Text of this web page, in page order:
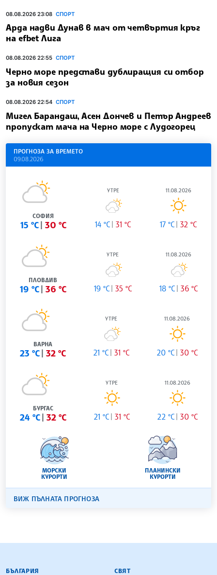
08.08.2026 23:08 СПОРТ
Арда надви Дунав в мач от четвъртия кръг
на efbet Лига
08.08.2026 22:55 СПОРТ
Черно море представи дублиращия си отбор
за новия сезон
08.08.2026 22:54 СПОРТ
Мигел Барандаш, Асен Дончев и Петър Андреев
пропускат мача на Черно море с Лудогорец
ПРОГНОЗА ЗА ВРЕМЕТО
09.08.2026
СОФИЯ
15 °C 30 °C
УТРЕ
14 °C 31 °C
11.08.2026
17 °C 32 °C
ПЛОВДИВ
19 °C 36 °C
УТРЕ
19 °C 35 °C
11.08.2026
18 °C 36 °C
ВАРНА
23 °C 32 °C
УТРЕ
21 °C 31 °C
11.08.2026
20 °C 30 °C
БУРГАС
24 °C 32 °C
УТРЕ
21 °C 31 °C
11.08.2026
22 °C 30 °C
МОРСКИ
КУРОРТИ
ПЛАНИНСКИ
КУРОРТИ
ВИЖ ПЪЛНАТА ПРОГНОЗА
БЪЛГАРСКА ТЕЛЕГРАФНА АГЕНЦИЯ
БЪЛГАРИЯ СВЯТ